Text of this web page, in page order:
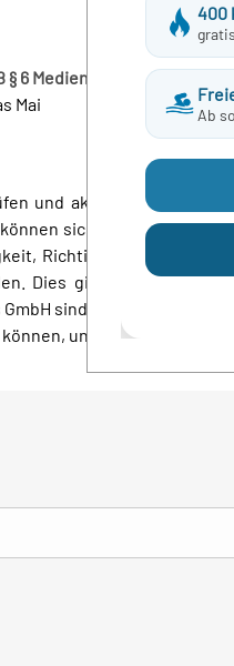
6 Mediendienste-
Mai
und aktualisieren
sich trotz aller
Richtigkeit und
Dies gilt auch für die
sind nicht
und machen sich
400
Ab